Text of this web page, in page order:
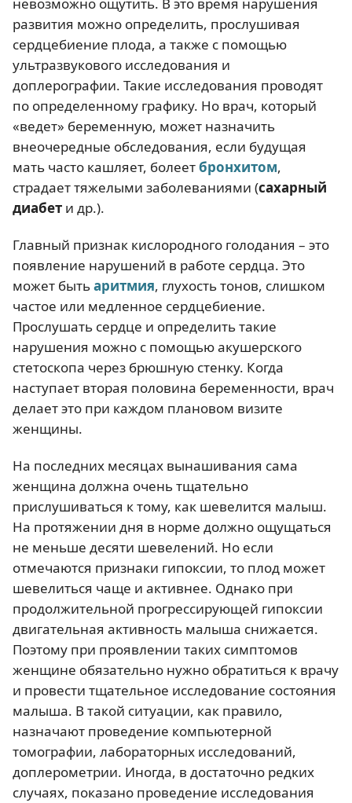
развития можно определить, прослушивая
сердцебиение плода, а также с помощью
ультразвукового исследования и
доплерографии. Такие исследования проводят
по определенному графику. Но врач, который
«ведет» беременную, может назначить
внеочередные обследования, если будущая
мать часто кашляет, болеетбронхитом,
страдает тяжелыми заболеваниями (сахарный
диабет и др.).
Главный признак кислородного голодания – это
появление нарушений в работе сердца. Это
может бытьаритмия, глухость тонов, слишком
частое или медленное сердцебиение.
Прослушать сердце и определить такие
нарушения можно с помощью акушерского
стетоскопа через брюшную стенку. Когда
наступает вторая половина беременности, врач
делает это при каждом плановом визите
женщины.
На последних месяцах вынашивания сама
женщина должна очень тщательно
прислушиваться к тому, как шевелится малыш.
На протяжении дня в норме должно ощущаться
не меньше десяти шевелений. Но если
отмечаются признаки гипоксии, то плод может
шевелиться чаще и активнее. Однако при
продолжительной прогрессирующей гипоксии
двигательная активность малыша снижается.
Поэтому при проявлении таких симптомов
женщине обязательно нужно обратиться к врачу
и провести тщательное исследование состояния
малыша. В такой ситуации, как правило,
назначают проведение компьютерной
томографии, лабораторных исследований,
доплерометрии. Иногда, в достаточно редких
случаях, показано проведение исследования